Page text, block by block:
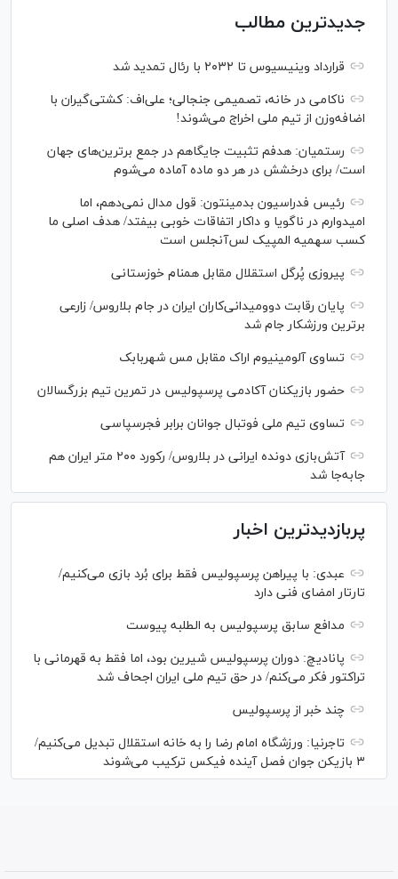
جدیدترین مطالب
قرارداد وینیسیوس تا ۲۰۳۲ با رئال‌ تمدید شد
ناکامی در خانه، تصمیمی جنجالی؛ علی‌اف: کشتی‌گیران با
اضافه‌وزن از تیم ملی اخراج می‌شوند!
رستمیان: هدفم تثبیت جایگاهم در جمع برترین‌های جهان
است/ برای درخشش در هر دو ماده آماده می‌شوم
رئیس فدراسیون بدمینتون: قول مدال نمی‌دهم، اما
امیدوارم در ناگویا و داکار اتفاقات خوبی بیفتد/ هدف اصلی ما
کسب سهمیه المپیک لس‌آنجلس است
پیروزی پُرگل استقلال مقابل همنام خوزستانی
پایان رقابت دوومیدانی‌کاران ایران در جام بلاروس/ زارعی
برترین ورزشکار جام شد
تساوی آلومینیوم اراک مقابل مس شهربابک
حضور بازیکنان آکادمی پرسپولیس در تمرین تیم بزرگسالان
تساوی تیم ملی فوتبال جوانان برابر فجرسپاسی
آتش‌بازی دونده ایرانی در بلاروس/ رکورد ۲۰۰ متر ایران هم
جابه‌جا شد
پربازدیدترین اخبار
عبدی: با پیراهن پرسپولیس فقط برای بُرد بازی می‌کنیم/
تارتار امضای فنی دارد
مدافع سابق پرسپولیس به الطلبه پیوست
پانادیچ: دوران پرسپولیس شیرین بود، اما فقط به قهرمانی با
تراکتور فکر می‌کنم/ در حق تیم ملی ایران اجحاف شد
چند خبر از پرسپولیس
تاجرنیا: ورزشگاه امام رضا را به خانه استقلال تبدیل می‌کنیم/
۳ بازیکن جوان فصل آینده فیکس ترکیب می‌شوند